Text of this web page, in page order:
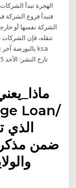
الهجرة تبدأ
فتبدأ فروع الشركة
الشركة نفسها أو
ضمن